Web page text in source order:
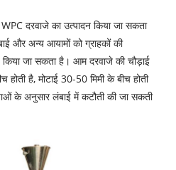
के WPC दरवाजे का उत्पादन किया जा सकता
और अन्य आयामों को ग्राहकों की
जा सकता है। आम दरवाजे की चौड़ाई
है, मोटाई 30-50 मिमी के बीच होती
के अनुसार लंबाई में कटौती की जा सकती